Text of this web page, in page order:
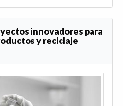
innovadores para
y reciclaje